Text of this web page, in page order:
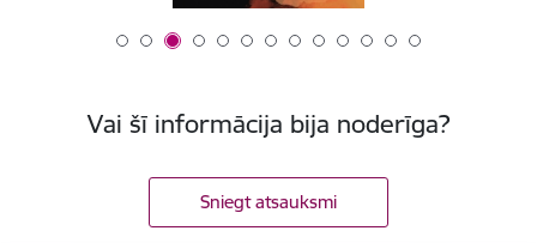
Vai šī informācija bija noderīga?
Sniegt atsauksmi